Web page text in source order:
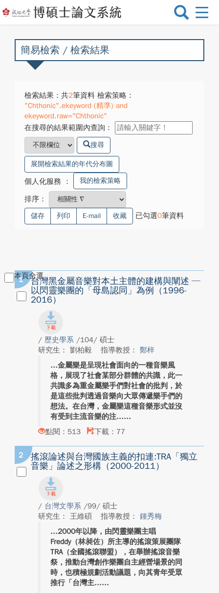
選
換
簡易檢索 / 檢索結果
檢索結果：共2筆資料 檢索策略：
"Chthonic".ekeyword (精準) and
ekeyword.raw="Chthonic"
在搜尋的結果範圍內查詢：
搜尋
展開檢索結果的年代分布圖
個人化服務 ： 我的檢索策略
排序：
儲存 列印 E-mail 收藏 已勾選0筆資料
本頁全選
1
台灣黑金屬音樂對本土主體的建構與闡述 ─
以閃靈樂團的「母島認同」為例（1996-
2016）
/ 歷史學系 /104/ 碩士
研究生： 劉柏毅
指導教授： 鄭梓
金屬樂是呈現社會面向的一種音樂風
格，展現了社會某部分群體的共識，此一
共識多為重金屬樂手們對社會的批判，於
是這些批判透過音樂向大眾傳遞樂手們的
想法。在台灣，金屬樂這種音樂形式並沒
有受到主流音樂的注...
點閱：513
下載：77
2
搖滾論述與台灣國族主義的扣連:TRA「獨立
音樂」論述之形構（2000-2011）
/ 台灣文學系 /99/ 碩士
研究生： 王維碩
指導教授： 鍾秀梅
2000年以降，由閃靈樂團主唱
Freddy（林昶佐）所主導的搖滾策展團隊
TRA（全國搖滾聯盟），在舉辦搖滾音樂
祭，推動台灣創作樂團自主經營場景的同
時，也積極規劃活動議題，向其青年受眾
推行「台灣主...